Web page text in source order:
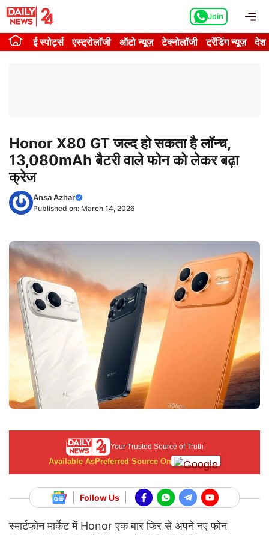
Skip
content
Join
ई स्पोर्ट्स एस्ट्रोलॉजी ऑटो न्यूज़ टेक्नोलॉजी ट्रेंडिंग न्यूज़ देश
Honor X80 GT जल्द हो सकता है लॉन्च,
13,080mAh बैटरी वाले फोन को लेकर बढ़ा
क्रेज
Ansa Azhar
Published on: March 14, 2026
Your Trusted Source of Truth
Available AsPreferred Source On
Follow Us
स्मार्टफोन मार्केट में Honor एक बार फिर से अपने नए फोन